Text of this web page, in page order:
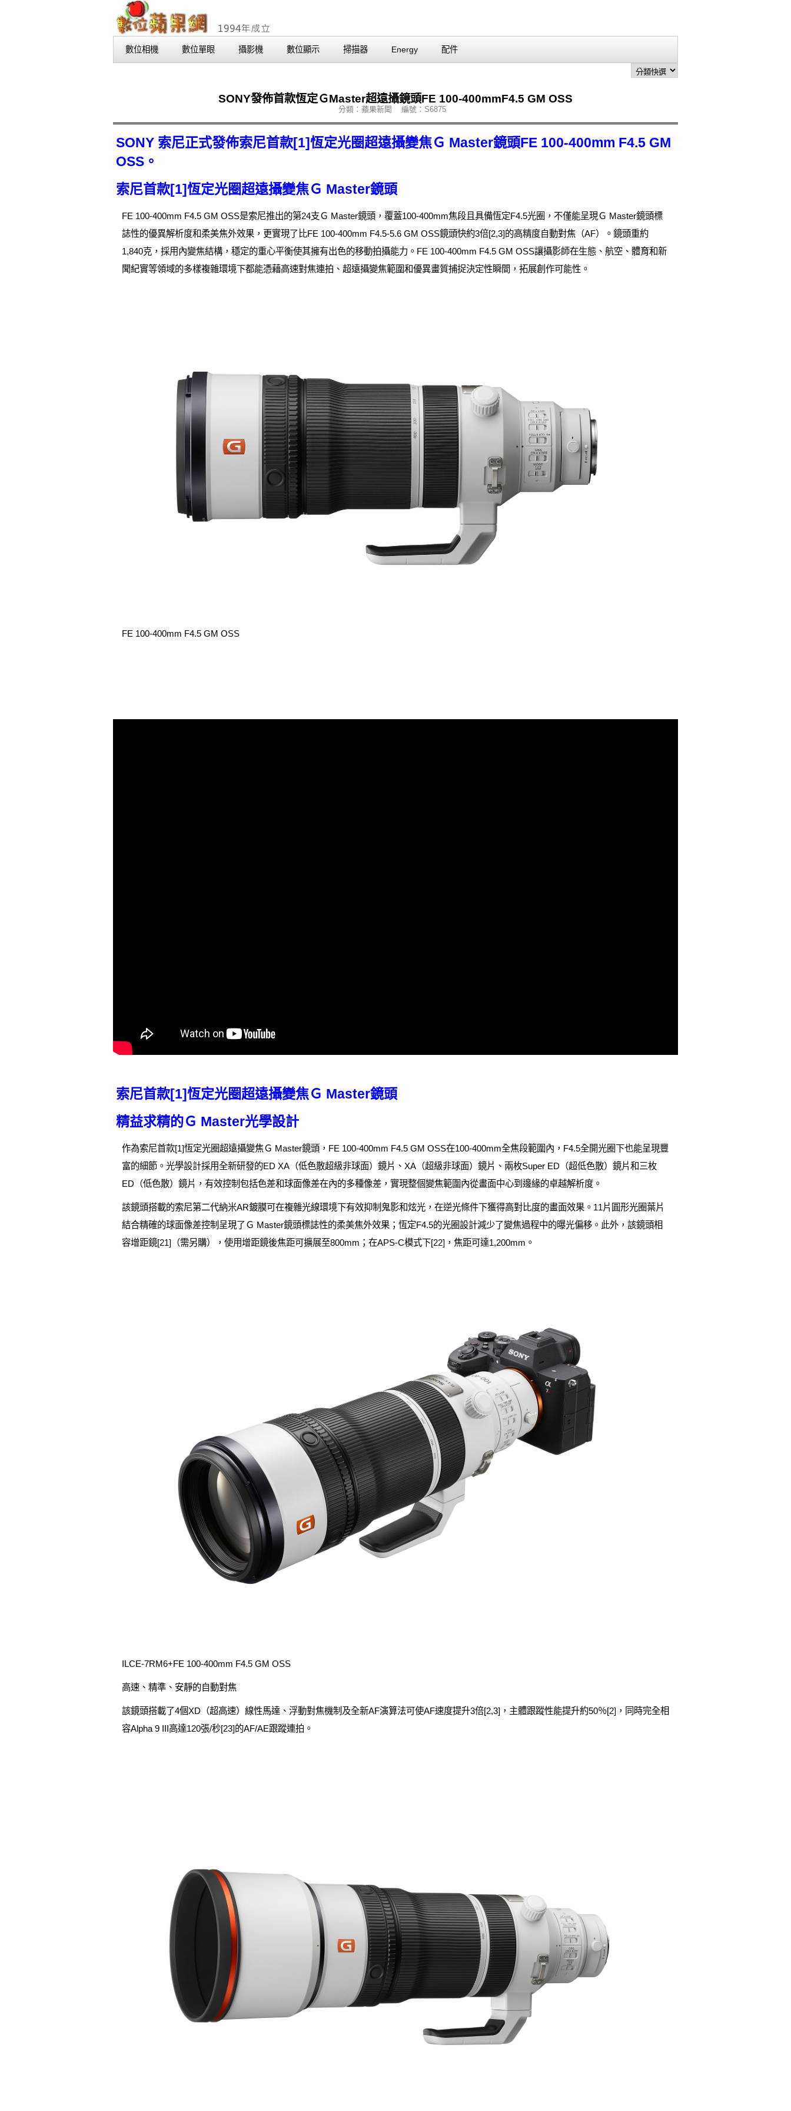
數位相機 數位單眼 攝影機 數位顯示 掃描器 Energy 配件
SONY發佈首款恆定ＧMaster超遠攝鏡頭FE 100-400mmF4.5 GM OSS
分類：蘋果新聞 編號：S6875
SONY 索尼正式發佈索尼首款[1]恆定光圈超遠攝變焦Ｇ Master鏡頭FE 100-400mm F4.5 GM
OSS。
索尼首款[1]恆定光圈超遠攝變焦Ｇ Master鏡頭
FE 100-400mm F4.5 GM OSS是索尼推出的第24支Ｇ Master鏡頭，覆蓋100-400mm焦段且具備恆定F4.5光圈，不僅能呈現Ｇ Master鏡頭標
誌性的優異解析度和柔美焦外效果，更實現了比FE 100-400mm F4.5-5.6 GM OSS鏡頭快約3倍[2,3]的高精度自動對焦（AF）。鏡頭重約
1,840克，採用內變焦結構，穩定的重心平衡使其擁有出色的移動拍攝能力。FE 100-400mm F4.5 GM OSS讓攝影師在生態、航空、體育和新
聞紀實等領域的多樣複雜環境下都能憑藉高速對焦連拍、超遠攝變焦範圍和優異畫質捕捉決定性瞬間，拓展創作可能性。
FE 100-400mm F4.5 GM OSS
索尼首款[1]恆定光圈超遠攝變焦Ｇ Master鏡頭
精益求精的Ｇ Master光學設計
作為索尼首款[1]恆定光圈超遠攝變焦Ｇ Master鏡頭，FE 100-400mm F4.5 GM OSS在100-400mm全焦段範圍內，F4.5全開光圈下也能呈現豐
富的細節。光學設計採用全新研發的ED XA（低色散超級非球面）鏡片、XA（超級非球面）鏡片、兩枚Super ED（超低色散）鏡片和三枚
ED（低色散）鏡片，有效控制包括色差和球面像差在內的多種像差，實現整個變焦範圍內從畫面中心到邊緣的卓越解析度。
該鏡頭搭載的索尼第二代納米AR鍍膜可在複雜光線環境下有效抑制鬼影和炫光，在逆光條件下獲得高對比度的畫面效果。11片圓形光圈葉片
結合精確的球面像差控制呈現了Ｇ Master鏡頭標誌性的柔美焦外效果；恆定F4.5的光圈設計減少了變焦過程中的曝光偏移。此外，該鏡頭相
容增距鏡[21]（需另購），使用增距鏡後焦距可擴展至800mm；在APS-C模式下[22]，焦距可達1,200mm。
ILCE-7RM6+FE 100-400mm F4.5 GM OSS
高速、精準、安靜的自動對焦
該鏡頭搭載了4個XD（超高速）線性馬達、浮動對焦機制及全新AF演算法可使AF速度提升3倍[2,3]，主體跟蹤性能提升約50％[2]，同時完全相
容Alpha 9 III高達120張/秒[23]的AF/AE跟蹤連拍。